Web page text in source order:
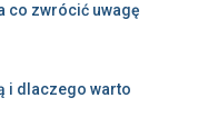
co zwrócić uwagę
i dlaczego warto